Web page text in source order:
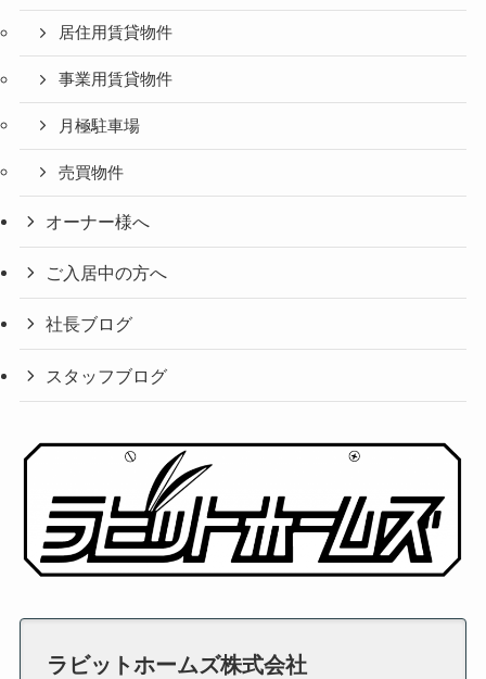
居住用賃貸物件
事業用賃貸物件
月極駐車場
売買物件
オーナー様へ
ご入居中の方へ
社長ブログ
スタッフブログ
ラビットホームズ株式会社